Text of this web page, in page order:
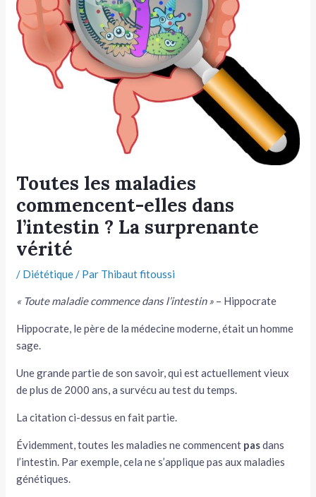
Toutes les maladies
commencent-elles dans
l’intestin ? La surprenante
vérité
/ Diététique/ Par Thibaut fitoussi
« Toute maladie commence dans l’intestin » – Hippocrate
Hippocrate, le père de la médecine moderne, était un homme
sage.
Une grande partie de son savoir, qui est actuellement vieux
de plus de 2000 ans, a survécu au test du temps.
La citation ci-dessus en fait partie.
Évidemment, toutes les maladies ne commencent pasdans
l’intestin. Par exemple, cela ne s’applique pas aux maladies
génétiques.